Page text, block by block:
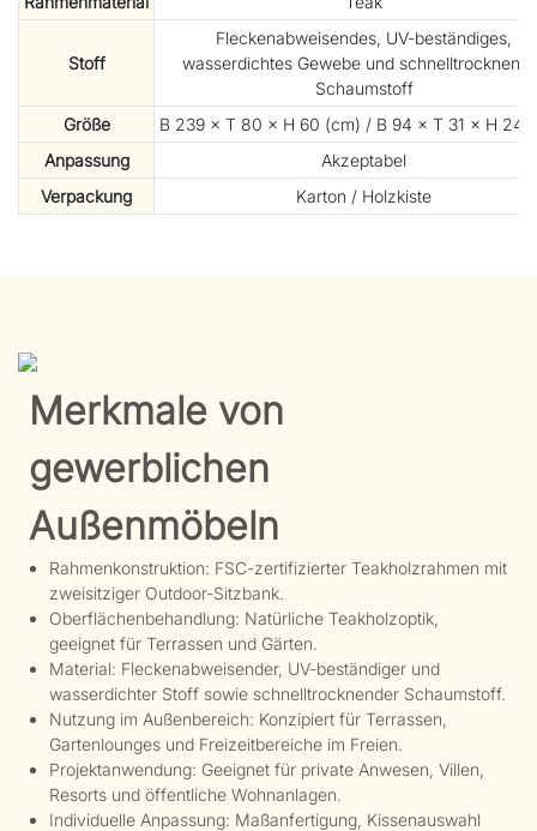
Stoff
Fleckenabweisendes, UV-beständiges,
wasserdichtes Gewebe und
Schaumstoff
Größe
B 239 × T 80 × H 60 (cm) / B 94 × T 31 × H 24
Anpassung
Akzeptabel
Verpackung
Karton / Holzkiste
Merkmale von
gewerblichen
Außenmöbeln
Rahmenkonstruktion: FSC-zertifizierter Teakholzrahmen mit
zweisitziger Outdoor-Sitzbank.
Oberflächenbehandlung: Natürliche Teakholzoptik,
geeignet für Terrassen und Gärten.
Material: Fleckenabweisender, UV-beständiger und
wasserdichter Stoff sowie schnelltrocknender Schaumstoff.
Nutzung im Außenbereich: Konzipiert für Terrassen,
Gartenlounges und Freizeitbereiche im Freien.
Projektanwendung: Geeignet für private Anwesen, Villen,
Resorts und öffentliche Wohnanlagen.
Individuelle Anpassung: Maßanfertigung, Kissenauswahl